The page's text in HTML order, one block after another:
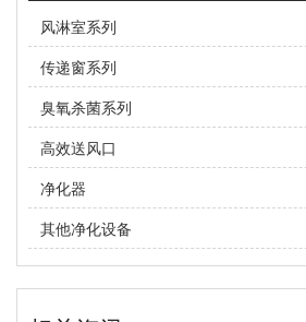
风淋室系列
传递窗系列
臭氧杀菌系列
高效送风口
净化器
其他净化设备